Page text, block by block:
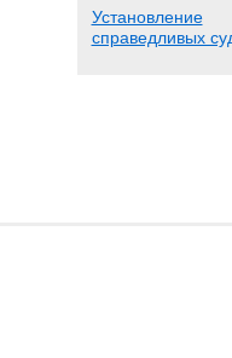
Установление
справедливых